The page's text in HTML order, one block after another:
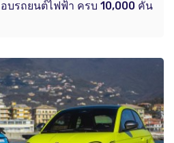
บรถยนต์ไฟฟ้า ครบ 10,000 คัน